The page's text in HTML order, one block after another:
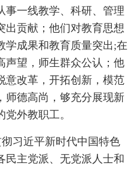
事一线教学、科研、管理
出贡献；他们对教育思想
学成果和教育质量突出;在
声望，师生群众公认；他
意改革，开拓创新，模范
师德高尚，够充分展现新
外教职工。
习近平新时代中国特色
民主党派、无党派人士和